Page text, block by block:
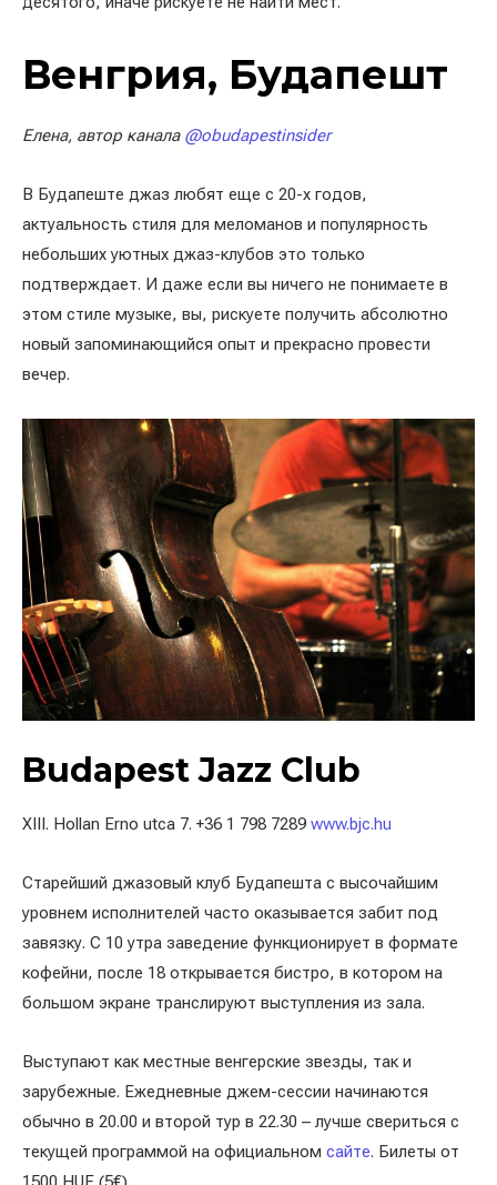
Венгрия, Будапешт
Елена, автор канала @obudapestinsider
В Будапеште джаз любят еще с 20-х годов,
актуальность стиля для меломанов и популярность
небольших уютных джаз-клубов это только
подтверждает. И даже если вы ничего не понимаете в
этом стиле музыке, вы, рискуете получить абсолютно
новый запоминающийся опыт и прекрасно провести
вечер.
Budapest Jazz Club
XIII. Hollan Erno utca 7. +36 1 798 7289 www.bjc.hu
Старейший джазовый клуб Будапешта с высочайшим
уровнем исполнителей часто оказывается забит под
завязку. С 10 утра заведение функционирует в формате
кофейни, после 18 открывается бистро, в котором на
большом экране транслируют выступления из зала.
Выступают как местные венгерские звезды, так и
зарубежные. Ежедневные джем-сессии начинаются
обычно в 20.00 и второй тур в 22.30 – лучше свериться с
текущей программой на официальном сайте. Билеты от